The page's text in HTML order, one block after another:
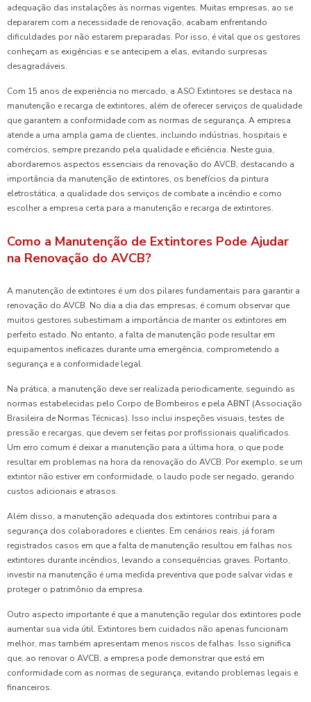
adequação das instalações às normas vigentes. Muitas empresas, ao se
depararem com a necessidade de renovação, acabam enfrentando
dificuldades por não estarem preparadas. Por isso, é vital que os gestores
conheçam as exigências e se antecipem a elas, evitando surpresas
desagradáveis.
Com 15 anos de experiência no mercado, a ASO Extintores se destaca na
manutenção e recarga de extintores, além de oferecer serviços de qualidade
que garantem a conformidade com as normas de segurança. A empresa
atende a uma ampla gama de clientes, incluindo indústrias, hospitais e
comércios, sempre prezando pela qualidade e eficiência. Neste guia,
abordaremos aspectos essenciais da renovação do AVCB, destacando a
importância da manutenção de extintores, os benefícios da pintura
eletrostática, a qualidade dos serviços de combate a incêndio e como
escolher a empresa certa para a manutenção e recarga de extintores.
Como a Manutenção de Extintores Pode Ajudar
na Renovação do AVCB?
A manutenção de extintores é um dos pilares fundamentais para garantir a
renovação do AVCB. No dia a dia das empresas, é comum observar que
muitos gestores subestimam a importância de manter os extintores em
perfeito estado. No entanto, a falta de manutenção pode resultar em
equipamentos ineficazes durante uma emergência, comprometendo a
segurança e a conformidade legal.
Na prática, a manutenção deve ser realizada periodicamente, seguindo as
normas estabelecidas pelo Corpo de Bombeiros e pela ABNT (Associação
Brasileira de Normas Técnicas). Isso inclui inspeções visuais, testes de
pressão e recargas, que devem ser feitas por profissionais qualificados.
Um erro comum é deixar a manutenção para a última hora, o que pode
resultar em problemas na hora da renovação do AVCB. Por exemplo, se um
extintor não estiver em conformidade, o laudo pode ser negado, gerando
custos adicionais e atrasos.
Além disso, a manutenção adequada dos extintores contribui para a
segurança dos colaboradores e clientes. Em cenários reais, já foram
registrados casos em que a falta de manutenção resultou em falhas nos
extintores durante incêndios, levando a consequências graves. Portanto,
investir na manutenção é uma medida preventiva que pode salvar vidas e
proteger o patrimônio da empresa.
Outro aspecto importante é que a manutenção regular dos extintores pode
aumentar sua vida útil. Extintores bem cuidados não apenas funcionam
melhor, mas também apresentam menos riscos de falhas. Isso significa
que, ao renovar o AVCB, a empresa pode demonstrar que está em
conformidade com as normas de segurança, evitando problemas legais e
financeiros.